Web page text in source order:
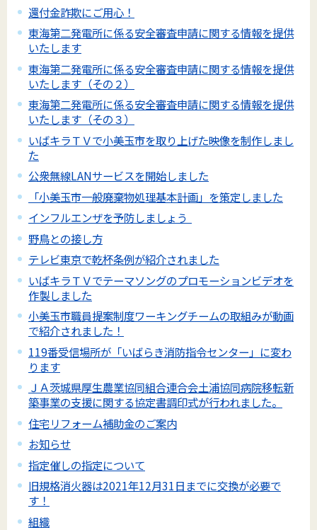
還付金詐欺にご用心！
東海第二発電所に係る安全審査申請に関する情報を提供
いたします
東海第二発電所に係る安全審査申請に関する情報を提供
いたします（その２）
東海第二発電所に係る安全審査申請に関する情報を提供
いたします（その３）
いばキラＴＶで小美玉市を取り上げた映像を制作しまし
た
公衆無線LANサービスを開始しました
「小美玉市一般廃棄物処理基本計画」を策定しました
インフルエンザを予防しましょう
野鳥との接し方
テレビ東京で乾杯条例が紹介されました
いばキラＴＶでテーマソングのプロモーションビデオを
作製しました
小美玉市職員提案制度ワーキングチームの取組みが動画
で紹介されました！
119番受信場所が「いばらき消防指令センター」に変わ
ります
ＪＡ茨城県厚生農業協同組合連合会土浦協同病院移転新
築事業の支援に関する協定書調印式が行われました。
住宅リフォーム補助金のご案内
お知らせ
指定催しの指定について
旧規格消火器は2021年12月31日までに交換が必要で
す！
組織